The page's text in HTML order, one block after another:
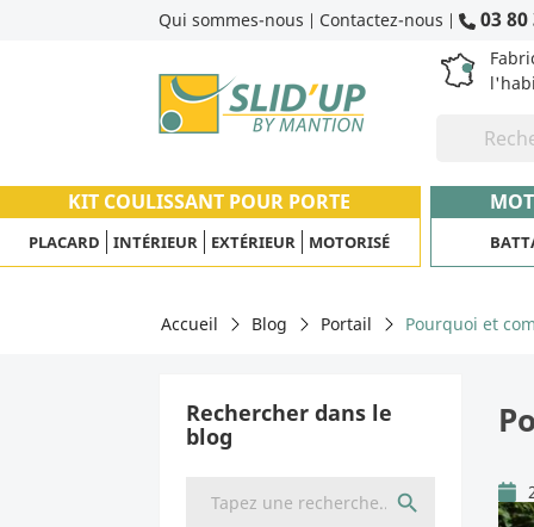
Qui sommes-nous | Contactez-nous | 03 80
KIT COULISSANT POUR PORTE
PLACARD INTÉRIEUR EXTÉRIEUR MOTORISÉ
Accueil Blog Portail Pourquoi et
Rechercher dans le
blog
